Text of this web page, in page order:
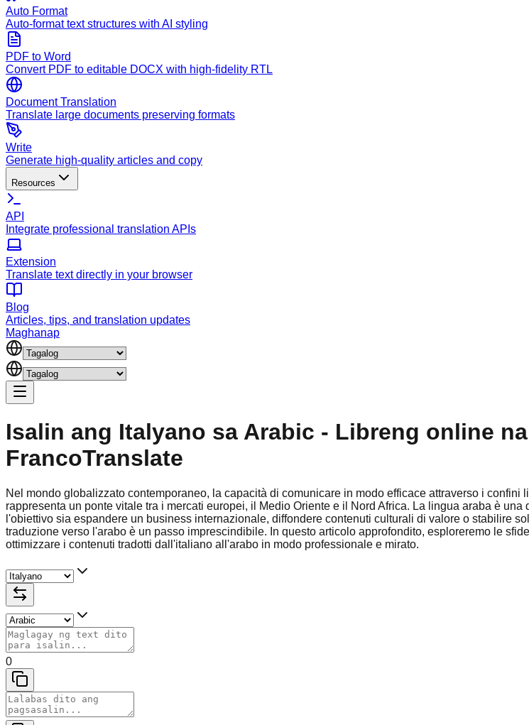
Auto Format
Auto-format text structures with AI styling
PDF to Word
Convert PDF to editable DOCX with high-fidelity RTL
Document Translation
Translate large documents preserving formats
Write
Generate high-quality articles and copy
Resources
API
Integrate professional translation APIs
Extension
Translate text directly in your browser
Blog
Articles, tips, and translation updates
Maghanap
Isalin ang Italyano sa Arabic - Libreng online
FrancoTranslate
Nel mondo globalizzato contemporaneo, la capacità di comunicare in modo efficace attraverso i
rappresenta un ponte vitale tra i mercati europei, il Medio Oriente e il Nord Africa. La lingua araba è
l'obiettivo sia espandere un business internazionale, diffondere contenuti culturali di valore o stabilire
traduzione verso l'arabo è un passo imprescindibile. In questo articolo approfondito, esploreremo le
ottimizzare i contenuti tradotti dall'italiano all'arabo in modo professionale e mirato.
0